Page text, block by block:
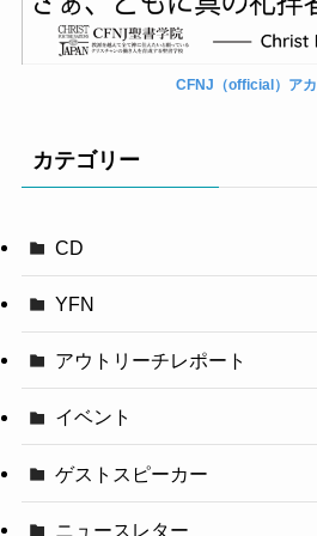
CFNJ（official）アカ
カテゴリー
CD
YFN
アウトリーチレポート
イベント
ゲストスピーカー
ニュースレター